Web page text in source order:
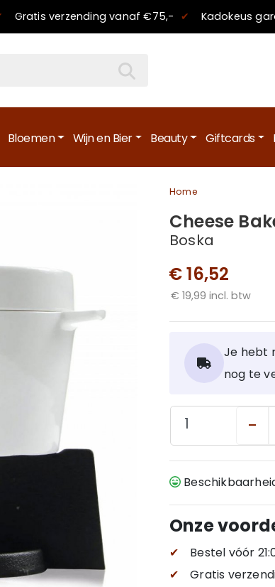
Gratis verzendingvanaf €75,- ✔ Kadokeus
Bloemen Wijn en Bier Beauty Giftcards
Home
Cheese
Boska
€ 16,52
€ 19,99 incl. btw
Je hebt
nog te
-
Onze
✔
Bestel vóór
✔
Gratis